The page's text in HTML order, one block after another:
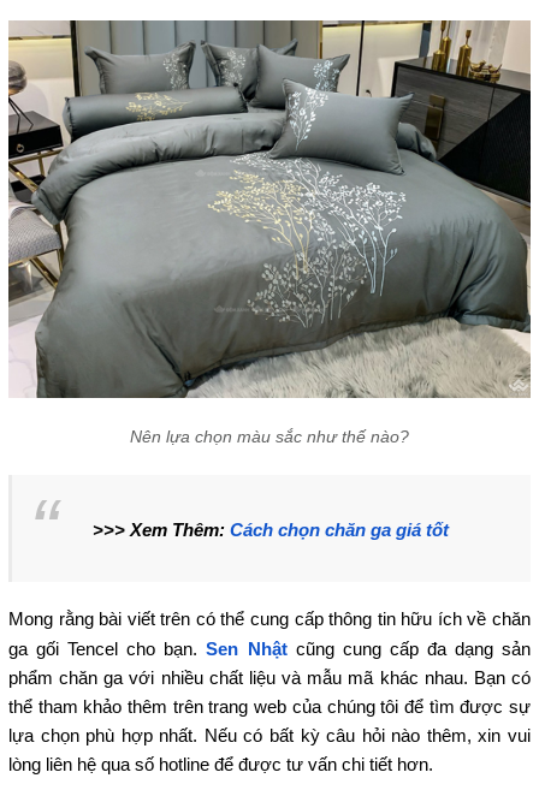
Nên lựa chọn màu sắc như thế nào?
>>> Xem Thêm: Cách chọn chăn ga giá tốt
Mong rằng bài viết trên có thể cung cấp thông tin hữu ích về chăn
ga gối Tencel cho bạn. Sen Nhậtcũng cung cấp đa dạng sản
phẩm chăn ga với nhiều chất liệu và mẫu mã khác nhau. Bạn có
thể tham khảo thêm trên trang web của chúng tôi để tìm được sự
lựa chọn phù hợp nhất. Nếu có bất kỳ câu hỏi nào thêm, xin vui
lòng liên hệ qua số hotline để được tư vấn chi tiết hơn.